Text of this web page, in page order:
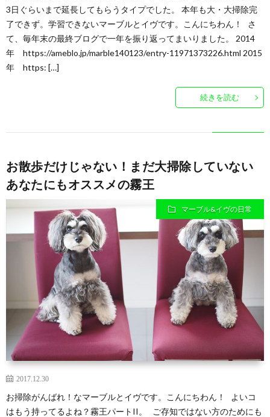
ニ
ュ
ブ
3日ぐらいまで延長してもらうタイプでした。 本年も大・大掃除完
了できず。学習できないマーブルとイヴです。こんにちわん！ さ
て、毎年末の最終ブログで一年を振り返ってまいりました。 2014
年 https://ameblo.jp/marble140123/entry-11971373226.html 2015
年 https: […]
続きを読む
お散歩だけじゃない！まだ大掃除していない
あなたにもオススメの霧王
マーブル&イヴの日常
2017.12.30
お掃除がんばれ！なマーブルとイヴです。こんにちわん！ よいコ
はもう持ってるよね？霧王パートII。 ご存知ではない方のためにも